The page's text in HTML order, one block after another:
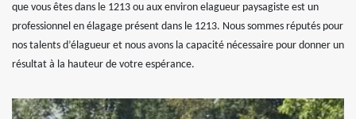
que vous êtes dans le 1213 ou aux environ elagueur paysagiste est un
professionnel en élagage présent dans le 1213. Nous sommes réputés pour
nos talents d’élagueur et nous avons la capacité nécessaire pour donner un
résultat à la hauteur de votre espérance.